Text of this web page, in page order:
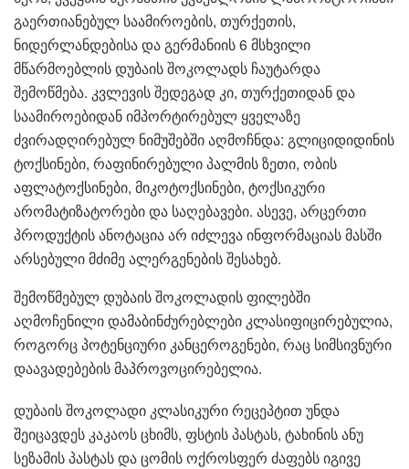
გაერთიანებულ საამიროების, თურქეთის,
ნიდერლანდებისა და გერმანიის 6 მსხვილი
მწარმოებლის დუბაის შოკოლადს ჩაუტარდა
შემოწმება. კვლევის შედეგად კი, თურქეთიდან და
საამიროებიდან იმპორტირებულ ყველაზე
ძვირადღირებულ ნიმუშებში აღმოჩნდა: გლიციდიდინის
ტოქსინები, რაფინირებული პალმის ზეთი, ობის
აფლატოქსინები, მიკოტოქსინები, ტოქსიკური
არომატიზატორები და საღებავები. ასევე, არცერთი
პროდუქტის ანოტაცია არ იძლევა ინფორმაციას მასში
არსებული მძიმე ალერგენების შესახებ.
შემოწმებულ დუბაის შოკოლადის ფილებში
აღმოჩენილი დამაბინძურებლები კლასიფიცირებულია,
როგორც პოტენციური კანცეროგენები, რაც სიმსივნური
დაავადებების მაპროვოცირებელია.
დუბაის შოკოლადი კლასიკური რეცეპტით უნდა
შეიცავდეს კაკაოს ცხიმს, ფსტის პასტას, ტახინის ანუ
სეზამის პასტას და ცომის ოქროსფერ ძაფებს იგივე